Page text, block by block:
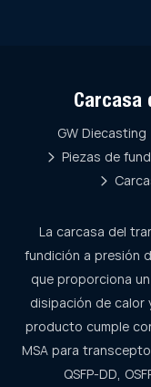
GW Diecasting
Piezas de
La carcasa del
fundición a presión
que proporciona
disipación de calor
producto cumple
MSA para
QSFP-DD,